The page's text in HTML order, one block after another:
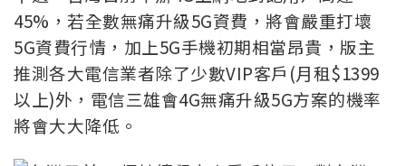
45%，若全數無痛升級5G資費，將會嚴重打壞
5G資費行情，加上5G手機初期相當昂貴，版主
推測各大電信業者除了少數VIP客戶(月租$1399
以上)外，電信三雄會4G無痛升級5G方案的機率
將會大大降低。